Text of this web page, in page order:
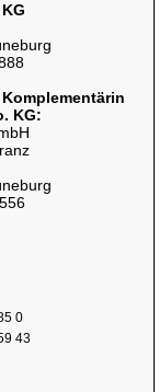
KG:
0
43